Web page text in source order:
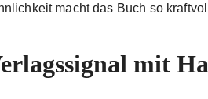
macht das Buch so
mit